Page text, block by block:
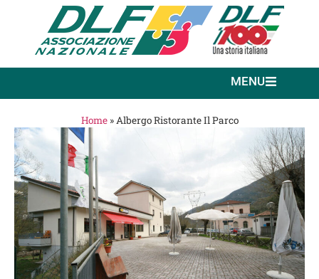
MENU
Home»Albergo Ristorante Il Parco